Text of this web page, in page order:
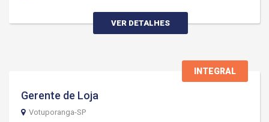
VER DETALHES
INTEGRAL
Gerente de Loja
Votuporanga-SP